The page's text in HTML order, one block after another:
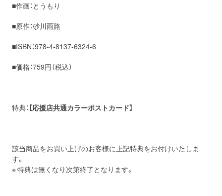
■作画：とうもり
■原作：砂川雨路
■ISBN：978-4-8137-6324-6
■価格：759円（税込）
特典：【応援店共通カラーポストカード】
該当商品をお買い上げのお客様に上記特典をお付けいたしま
す。
※ 特典は無くなり次第終了となります。